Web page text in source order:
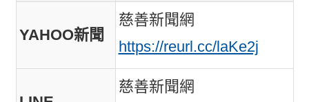
YAHOO新聞
慈善新聞網
https://reurl.cc/laKe2j
慈善新聞網